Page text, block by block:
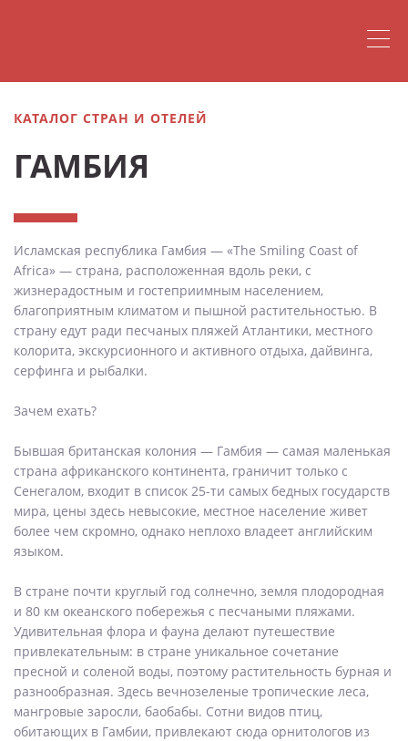
КАТАЛОГ СТРАН И ОТЕЛЕЙ
ГАМБИЯ
Исламская республика Гамбия — «The Smiling Coast of
Africa» — страна, расположенная вдоль реки, с
жизнерадостным и гостеприимным населением,
благоприятным климатом и пышной растительностью. В
страну едут ради песчаных пляжей Атлантики, местного
колорита, экскурсионного и активного отдыха, дайвинга,
серфинга и рыбалки.
Зачем ехать?
Бывшая британская колония — Гамбия — самая маленькая
страна африканского континента, граничит только с
Сенегалом, входит в список 25-ти самых бедных государств
мира, цены здесь невысокие, местное население живет
более чем скромно, однако неплохо владеет английским
языком.
В стране почти круглый год солнечно, земля плодородная
и 80 км океанского побережья с песчаными пляжами.
Удивительная флора и фауна делают путешествие
привлекательным: в стране уникальное сочетание
пресной и соленой воды, поэтому растительность бурная и
разнообразная. Здесь вечнозеленые тропические леса,
мангровые заросли, баобабы. Сотни видов птиц,
обитающих в Гамбии, привлекают сюда орнитологов из